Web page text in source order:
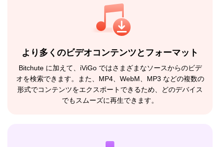
より多くのビデオコンテンツとフォーマット
Bitchute に加えて、iViGo ではさまざまなソースからのビデ
オを検索できます。また、MP4、WebM、MP3 などの複数の
形式でコンテンツをエクスポートできるため、どのデバイス
でもスムーズに再生できます。